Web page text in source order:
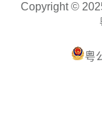
Copyright ©
粤